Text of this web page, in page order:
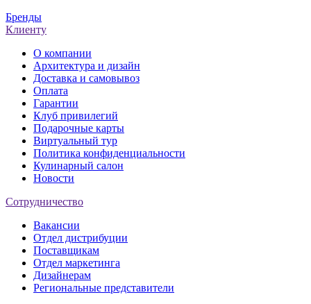
Бренды
Клиенту
О компании
Архитектура и дизайн
Доставка и самовывоз
Оплата
Гарантии
Клуб привилегий
Подарочные карты
Виртуальный тур
Политика конфиденциальности
Кулинарный салон
Новости
Сотрудничество
Вакансии
Отдел дистрибуции
Поставщикам
Отдел маркетинга
Дизайнерам
Региональные представители